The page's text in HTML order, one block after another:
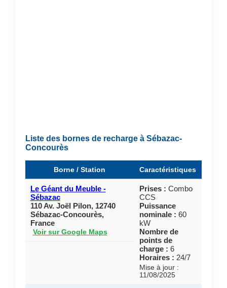
Liste des bornes de recharge à Sébazac-
Concourès
Borne / Station Caractéristiques
Le Géant du Meuble -
Sébazac
110 Av. Joël Pilon, 12740
Sébazac-Concourès,
France
Voir sur Google Maps
Prises : Combo
CCS
Puissance
nominale : 60
kW
Nombre de
points de
charge : 6
Horaires : 24/7
Mise à jour :
11/08/2025